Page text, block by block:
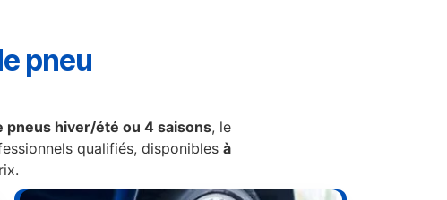
pneu
pneus hiver/été ou 4 saisons, le
qualifiés, disponibles à